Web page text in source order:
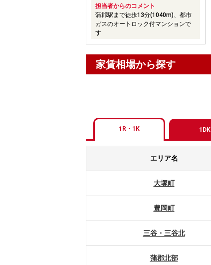
担当者からのコメント
蒲郡駅まで徒歩13分(1040m)、都市
ガスのオートロック付マンションで
す
家賃相場から探す
1R・1K 1DK
エリア名
大塚町
豊岡町
三谷・三谷北
蒲郡北部